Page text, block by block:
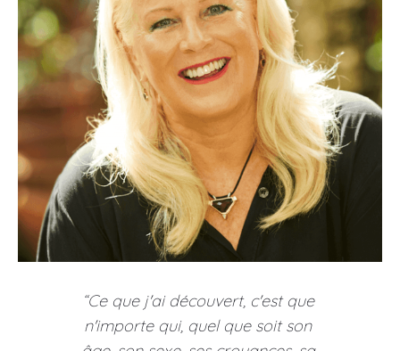
“Ce que j'ai découvert, c'est que
n'importe qui, quel que soit son